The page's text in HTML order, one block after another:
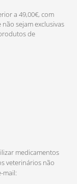
a 49,00€, com
sejam exclusivas
de
medicamentos
veterinários não
mail: